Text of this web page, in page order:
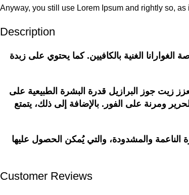
Anyway, you still use Lorem Ipsum and rightly so,
Description
الغنية بالكافيين. كما يحتوي على زبدة
زيت جوز البرازيل قدرة البشرة الطبيعية على
ومرنة على الفور. بالإضافة إلى ذلك، يتمتع
الناعمة والمشدودة، والتي يُمكن الحصول عليها
Customer Reviews